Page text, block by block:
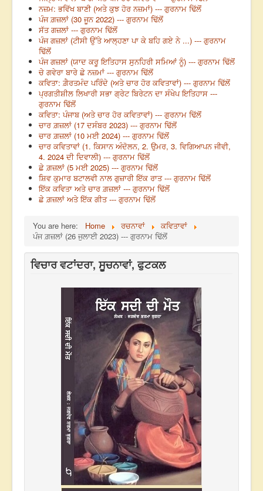
ਨਜ਼ਮ: ਭਵਿੱਖ ਬਾਣੀ (ਅਤੇ ਕੁਝ ਹੋਰ ਨਜ਼ਮਾਂ) --- ਗੁਰਨਾਮ ਢਿੱਲੋਂ
ਪੰਜ ਗ਼ਜ਼ਲਾਂ (30 ਜੂਨ 2022) --- ਗੁਰਨਾਮ ਢਿੱਲੋਂ
ਸੱਤ ਗਜ਼ਲਾਂ --- ਗੁਰਨਾਮ ਢਿੱਲੋਂ
ਪੰਜ ਗਜ਼ਲਾਂ (ਟੀਸੀ ਉੱਤੇ ਆਲ੍ਹਣਾ ਪਾ ਕੇ ਬਹਿ ਗਏ ਨੇ ...) --- ਗੁਰਨਾਮ
ਢਿੱਲੋਂ
ਪੰਜ ਗਜ਼ਲਾਂ (ਯਾਦ ਕਰੂ ਇਤਿਹਾਸ ਸੁਨਹਿਰੀ ਸਮਿਆਂ ਨੂੰ) --- ਗੁਰਨਾਮ ਢਿੱਲੋਂ
ਚੇ ਗਵੇਰਾ ਬਾਰੇ ਛੇ ਨਜ਼ਮਾਂ --- ਗੁਰਨਾਮ ਢਿੱਲੋਂ
ਕਵਿਤਾ: ਗ਼ੈਰਤਮੰਦ ਪਰਿੰਦੇ (ਅਤੇ ਚਾਰ ਹੋਰ ਕਵਿਤਾਵਾਂ) --- ਗੁਰਨਾਮ ਢਿੱਲੋਂ
ਪ੍ਰਗਤੀਸ਼ੀਲ ਲਿਖਾਰੀ ਸਭਾ ਗ੍ਰੇਟ ਬਿਰੇਟਨ ਦਾ ਸੰਖੇਪ ਇਤਿਹਾਸ ---
ਗੁਰਨਾਮ ਢਿੱਲੋਂ
ਕਵਿਤਾ: ਪੰਜਾਬ (ਅਤੇ ਚਾਰ ਹੋਰ ਕਵਿਤਾਵਾਂ) --- ਗੁਰਨਾਮ ਢਿੱਲੋਂ
ਚਾਰ ਗ਼ਜ਼ਲਾਂ (17 ਦਸੰਬਰ 2023) --- ਗੁਰਨਾਮ ਢਿੱਲੋਂ
ਚਾਰ ਗ਼ਜ਼ਲਾਂ (10 ਮਈ 2024) --- ਗੁਰਨਾਮ ਢਿੱਲੋਂ
ਚਾਰ ਕਵਿਤਾਵਾਂ (1. ਕਿਸਾਨ ਅੰਦੋਲਨ, 2. ਉਮਰ, 3. ਵਿਗਿਆਪਨ ਜੀਵੀ,
4. 2024 ਦੀ ਦਿਵਾਲੀ) --- ਗੁਰਨਾਮ ਢਿੱਲੋਂ
ਛੇ ਗ਼ਜ਼ਲਾਂ (5 ਮਈ 2025) --- ਗੁਰਨਾਮ ਢਿੱਲੋਂ
ਸ਼ਿਵ ਕੁਮਾਰ ਬਟਾਲਵੀ ਨਾਲ ਗੁਜ਼ਾਰੀ ਇੱਕ ਰਾਤ --- ਗੁਰਨਾਮ ਢਿੱਲੋਂ
ਇੱਕ ਕਵਿਤਾ ਅਤੇ ਚਾਰ ਗ਼ਜ਼ਲਾਂ --- ਗੁਰਨਾਮ ਢਿੱਲੋਂ
ਛੇ ਗ਼ਜ਼ਲਾਂ ਅਤੇ ਇੱਕ ਗੀਤ --- ਗੁਰਨਾਮ ਢਿੱਲੋਂ
You are here: Home ਰਚਨਾਵਾਂ
ਕਵਿਤਾਵਾਂ
ਪੰਜ ਗ਼ਜ਼ਲਾਂ (26 ਜੁਲਾਈ 2023) --- ਗੁਰਨਾਮ ਢਿੱਲੋਂ
ਵਿਚਾਰ ਵਟਾਂਦਰਾ, ਸੂਚਨਾਵਾਂ, ਫੁਟਕਲ